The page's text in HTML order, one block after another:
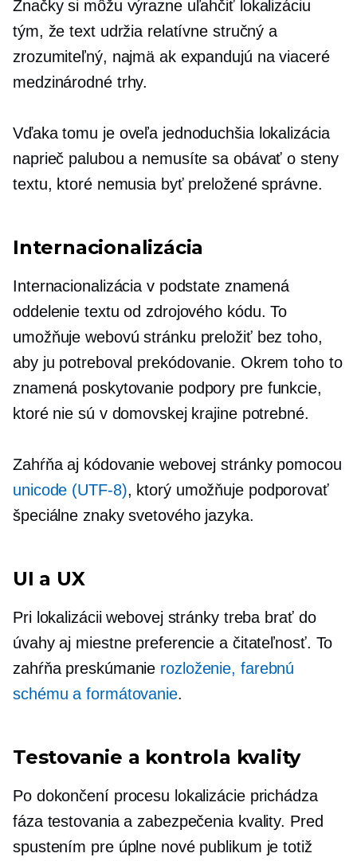
Značky si môžu výrazne uľahčiť lokalizáciu
tým, že text udržia relatívne stručný a
zrozumiteľný, najmä ak expandujú na viaceré
medzinárodné trhy.
Vďaka tomu je oveľa jednoduchšia lokalizácia
naprieč palubou a nemusíte sa obávať o steny
textu, ktoré nemusia byť preložené správne.
Internacionalizácia
Internacionalizácia v podstate znamená
oddelenie textu od zdrojového kódu. To
umožňuje webovú stránku preložiť bez toho,
aby ju potreboval prekódovanie. Okrem toho to
znamená poskytovanie podpory pre funkcie,
ktoré nie sú v domovskej krajine potrebné.
Zahŕňa aj kódovanie webovej stránky pomocou
unicode (UTF-8), ktorý umožňuje podporovať
špeciálne znaky svetového jazyka.
UI a UX
Pri lokalizácii webovej stránky treba brať do
úvahy aj miestne preferencie a čitateľnosť. To
zahŕňa preskúmanie rozloženie, farebnú
schému a formátovanie.
Testovanie a kontrola kvality
Po dokončení procesu lokalizácie prichádza
fáza testovania a zabezpečenia kvality. Pred
spustením pre úplne nové publikum je totiž